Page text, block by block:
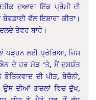
ਦੁਆਰਾ ਇੱਕ ਪ੍ਰੇਮੀ ਦੀ
ਵੱਲ ਇਸ਼ਾਰਾ ਕੀਤਾ।
ਤੇਵਰ ਬਾਰੇ।
ਪੜ੍ਹਨ ਲਈ ਪ੍ਰੇਰਿਆ, ਜਿਸ
ਦੇ ਹਰ ਮੋੜ ‘ਤੇ, ਮੈਂ ਦੁਸ਼ਯੰਤ
ਦੀ ਪੀੜ, ਬੇਚੈਨੀ,
ਦੀਆਂ ਗ਼ਜ਼ਲਾਂ ਵਿਚ ਦੁੱਖ,